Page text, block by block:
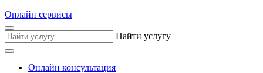
Онлайн сервисы
Найти услугу
Онлайн консультация